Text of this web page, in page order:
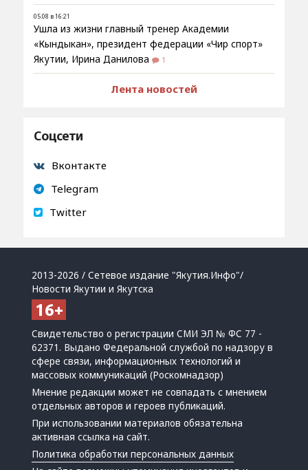
05.08 в 16:21
Ушла из жизни главный тренер Академии
«Кындыкан», президент федерации «Чир спорт»
Якутии, Ирина Данилова
1
Лента новостей
Соцсети
Вконтакте
Telegram
Twitter
2013-2026 / Сетевое издание "Якутия.Инфо"/
Новости Якутии и Якутска
Свидетельство о регистрации СМИ ЭЛ № ФС 77 -
62371. Выдано Федеральной службой по надзору в
сфере связи, информационных технологий и
массовых коммуникаций (Роскомнадзор)
Мнение редакции может не совпадать с мнением
отдельных авторов и героев публикаций.
При использовании материалов обязательна
активная ссылка на сайт.
Политика обработки персональных данных